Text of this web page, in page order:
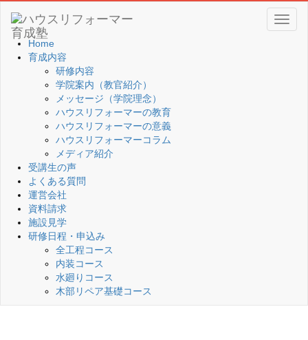
Home
育成内容
研修内容
学院案内（教官紹介）
メッセージ（学院理念）
ハウスリフォーマーの教育
ハウスリフォーマーの意義
ハウスリフォーマーコラム
メディア紹介
受講生の声
よくある質問
運営会社
資料請求
施設見学
研修日程・申込み
全工程コース
内装コース
水廻りコース
木部リペア基礎コース